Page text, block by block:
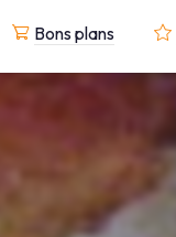
Bons plans